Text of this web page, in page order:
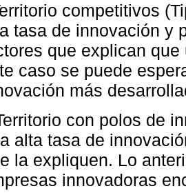
competitivos
tasa de innovación y
que explican
caso se puede
más
con polos de
alta tasa de
la expliquen. Lo
innovadoras